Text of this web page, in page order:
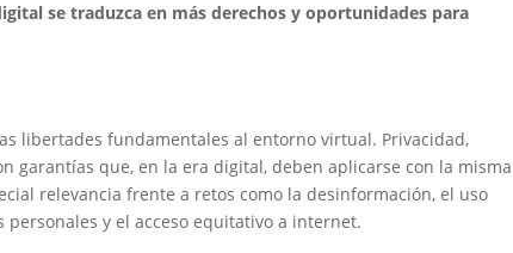
se traduzca en más derechos y oportunidades para
libertades fundamentales al entorno virtual. Privacidad,
garantías que, en la era digital, deben aplicarse con la misma
relevancia frente a retos como la desinformación, el uso
y el acceso equitativo a internet.